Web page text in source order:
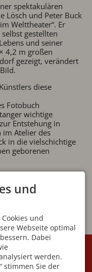
spektakulären
Lösch und Peter Buck
Welttheater“. Er
gestellten
und seiner
4,2 m großen
gezeigt, verändert
diese
Fotobuch
wichtige
Entstehung in
Atelier des
in die vielschichtige
geborenen
und
und
Webseite optimal
Dabei
werden.
stimmen Sie der